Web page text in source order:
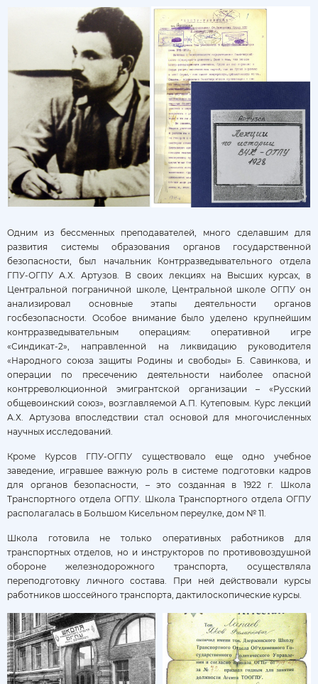
Одним из бессменных преподавателей, много сделавшим для
развития системы образования органов государственной
безопасности, был начальник Контрразведывательного отдела
ГПУ-ОГПУ А.Х. Артузов. В своих лекциях на Высших курсах, в
Центральной пограничной школе, Центральной школе ОГПУ он
анализировал основные этапы деятельности органов
госбезопасности. Особое внимание было уделено крупнейшим
контрразведывательным операциям: оперативной игре
«Синдикат-2», направленной на ликвидацию руководителя
«Народного союза защиты Родины и свободы» Б. Савинкова, и
операции по пресечению деятельности наиболее опасной
контрреволюционной эмигрантской организации – «Русский
общевоинский союз», возглавляемой А.П. Кутеповым. Курс лекций
А.Х. Артузова впоследствии стал основой для многочисленных
научных исследований.
Кроме Курсов ГПУ-ОГПУ существовало еще одно учебное
заведение, игравшее важную роль в системе подготовки кадров
для органов безопасности, – это созданная в 1922 г. Школа
Транспортного отдела ОГПУ. Школа Транспортного отдела ОГПУ
располагалась в Большом Кисельном переулке, дом № 11.
Школа готовила не только оперативных работников для
транспортных отделов, но и инструкторов по противовоздушной
обороне железнодорожного транспорта, осуществляла
переподготовку личного состава. При ней действовали курсы
работников шоссейного транспорта, дактилоскопические курсы.